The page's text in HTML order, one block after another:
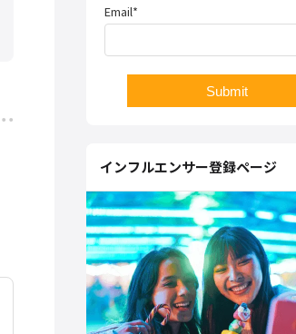
Email*
インフルエンサー登録ページ